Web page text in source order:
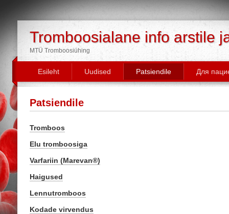
Tromboosialane info arstile
MTÜ Tromboosiühing
Esileht Uudised Patsiendile Для
Patsiendile
Tromboos
Elu tromboosiga
Varfariin (Marevan®)
Haigused
Lennutromboos
Kodade virvendus